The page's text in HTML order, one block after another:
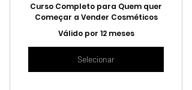
Curso Completo para Quem quer
Começar a Vender Cosméticos
Válido por 12 meses
Selecionar